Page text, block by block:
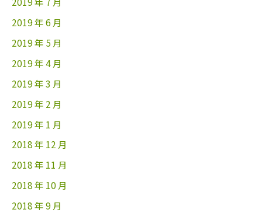
2019 年 6 月
2019 年 5 月
2019 年 4 月
2019 年 3 月
2019 年 2 月
2019 年 1 月
2018 年 12 月
2018 年 11 月
2018 年 10 月
2018 年 9 月